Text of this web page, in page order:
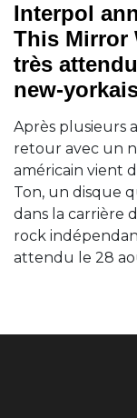
Interpol
This Mirror
très
new-
Après plusieurs
retour avec un
américain vient
Ton, un disque
dans la carrière
rock
attendu le 28